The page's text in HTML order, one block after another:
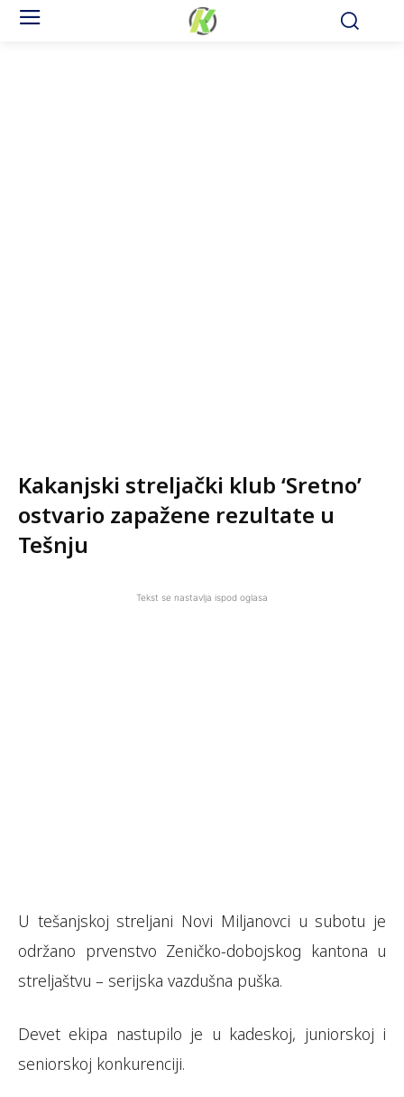
Kakanjski streljački klub ‘Sretno’
ostvario zapažene rezultate u
Tešnju
Tekst se nastavlja ispod oglasa
U tešanjskoj streljani Novi Miljanovci u subotu je
održano prvenstvo Zeničko-dobojskog kantona u
streljaštvu – serijska vazdušna puška.
Devet ekipa nastupilo je u kadeskoj, juniorskoj i
seniorskoj konkurenciji.